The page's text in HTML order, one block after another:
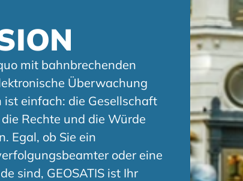
mit bahnbrechenden
Überwachung
ist einfach: die Gesellschaft
Rechte und die Würde
Egal, ob Sie ein
oder eine
sind, GEOSATIS ist Ihr